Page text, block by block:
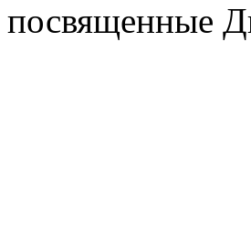
посвященные